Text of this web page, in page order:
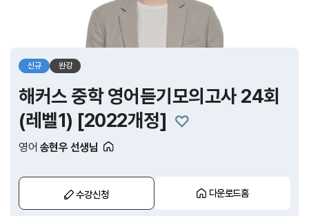
신규 완강
해커스 중학 영어듣기모의고사 24회
(레벨1) [2022개정]
영어 송현우 선생님
수강신청 다운로드홈